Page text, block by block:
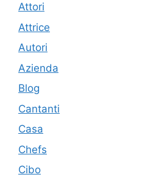
Attori
Attrice
Autori
Azienda
Blog
Cantanti
Casa
Chefs
Cibo